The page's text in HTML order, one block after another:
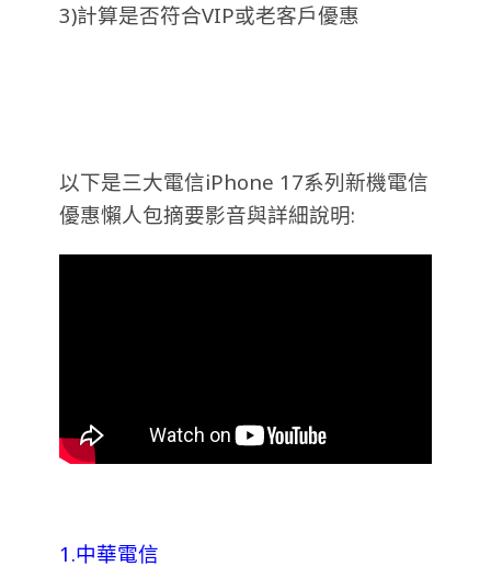
3)計算是否符合VIP或老客戶優惠
以下是三大電信iPhone 17系列新機電信
優惠懶人包摘要影音與詳細說明:
1.中華電信